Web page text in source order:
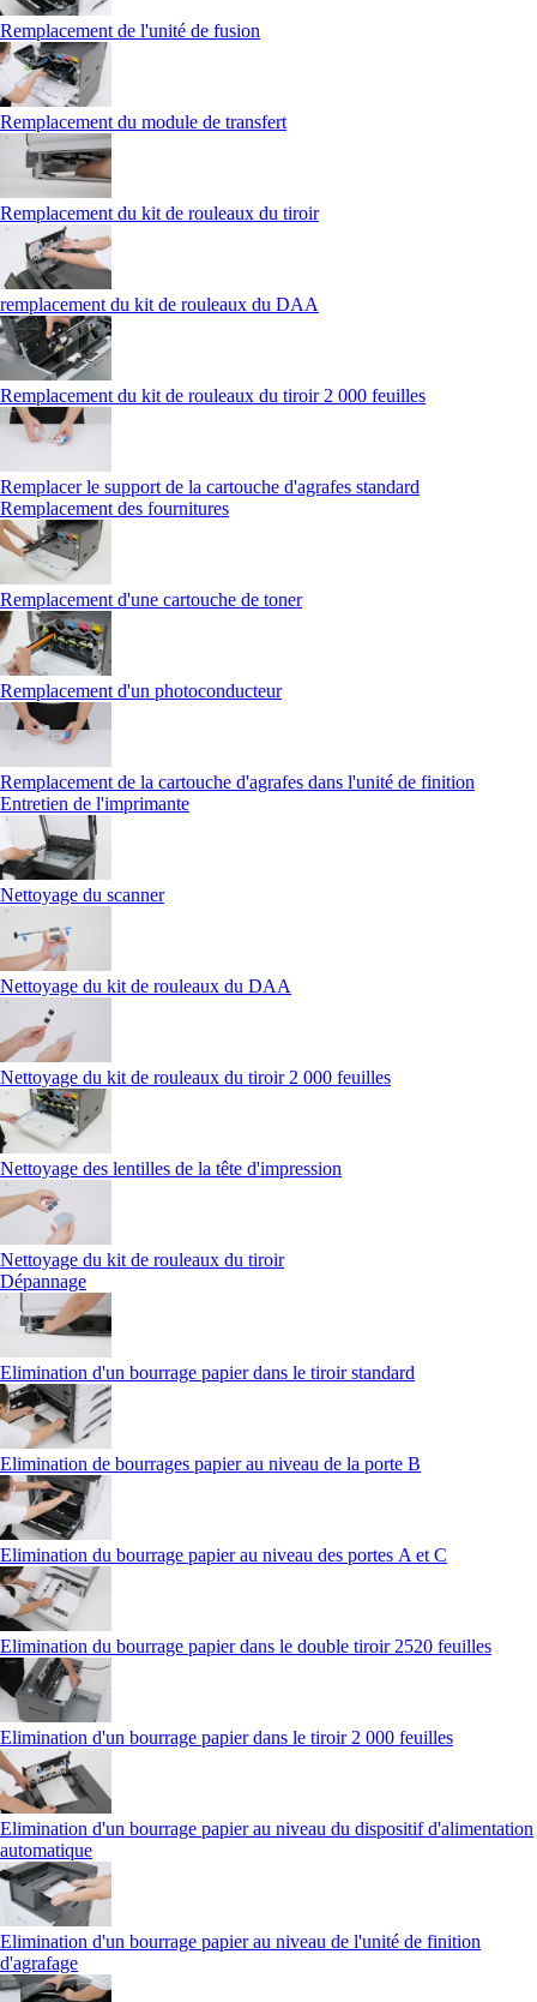
Remplacement de l'unité de fusion
Remplacement du module de transfert
Remplacement du kit de rouleaux du tiroir
remplacement du kit de rouleaux du DAA
Remplacement du kit de rouleaux du tiroir 2 000 feuilles
Remplacer le support de la cartouche d'agrafes standard
Remplacement des fournitures
Remplacement d'une cartouche de toner
Remplacement d'un photoconducteur
Remplacement de la cartouche d'agrafes dans l'unité de finition
Entretien de l'imprimante
Nettoyage du scanner
Nettoyage du kit de rouleaux du DAA
Nettoyage du kit de rouleaux du tiroir 2 000 feuilles
Nettoyage des lentilles de la tête d'impression
Nettoyage du kit de rouleaux du tiroir
Dépannage
Elimination d'un bourrage papier dans le tiroir standard
Elimination de bourrages papier au niveau de la porte B
Elimination du bourrage papier au niveau des portes A et C
Elimination du bourrage papier dans le double tiroir 2520 feuilles
Elimination d'un bourrage papier dans le tiroir 2 000 feuilles
Elimination d'un bourrage papier au niveau du dispositif d'alimentation
automatique
Elimination d'un bourrage papier au niveau de l'unité de finition
d'agrafage